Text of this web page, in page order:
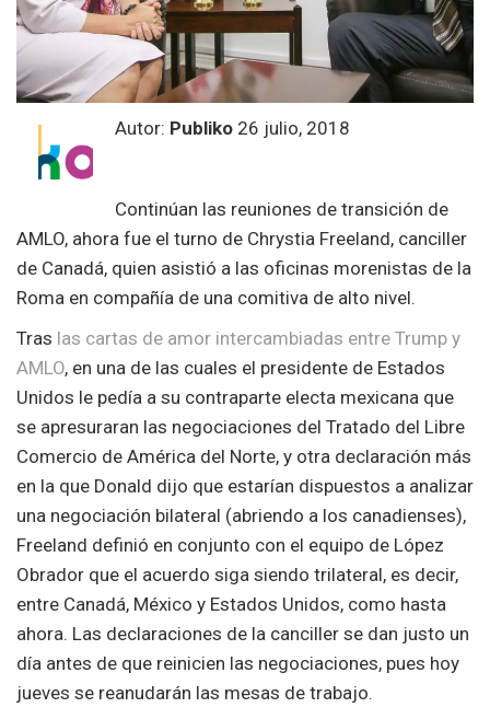
Autor: Publiko 26 julio, 2018
Continúan las reuniones de transición de
AMLO, ahora fue el turno de Chrystia Freeland, canciller
de Canadá, quien asistió a las oficinas morenistas de la
Roma en compañía de una comitiva de alto nivel.
Tras las cartas de amor intercambiadas entre Trump y
AMLO, en una de las cuales el presidente de Estados
Unidos le pedía a su contraparte electa mexicana que
se apresuraran las negociaciones del Tratado del Libre
Comercio de América del Norte, y otra declaración más
en la que Donald dijo que estarían dispuestos a analizar
una negociación bilateral (abriendo a los canadienses),
Freeland definió en conjunto con el equipo de López
Obrador que el acuerdo siga siendo trilateral, es decir,
entre Canadá, México y Estados Unidos, como hasta
ahora. Las declaraciones de la canciller se dan justo un
día antes de que reinicien las negociaciones, pues hoy
jueves se reanudarán las mesas de trabajo.